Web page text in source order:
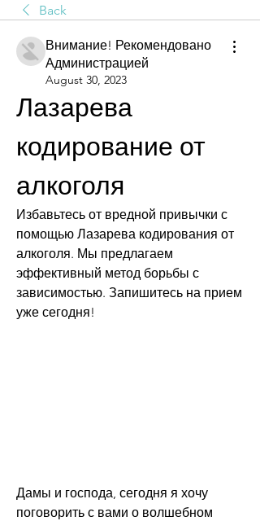
Back
Внимание! Рекомендовано
Администрацией
August 30, 2023
Лазарева
кодирование от
алкоголя
Избавьтесь от вредной привычки с
помощью Лазарева кодирования от
алкоголя. Мы предлагаем
эффективный метод борьбы с
зависимостью. Запишитесь на прием
уже сегодня!
Дамы и господа, сегодня я хочу
поговорить с вами о волшебном